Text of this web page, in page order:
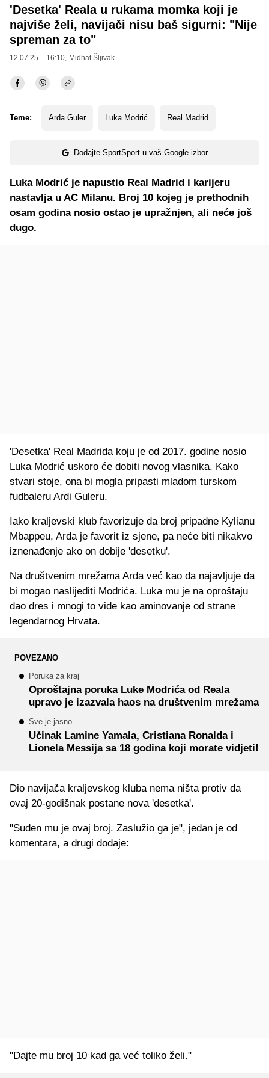
'Desetka' Reala u rukama momka koji je
najviše želi, navijači nisu baš sigurni: "Nije
spreman za to"
12.07.25. - 16:10, Midhat Šljivak
Teme: Arda Guler Luka Modrić Real Madrid
Dodajte SportSport u vaš Google izbor
Luka Modrić je napustio Real Madrid i karijeru
nastavlja u AC Milanu. Broj 10 kojeg je prethodnih
osam godina nosio ostao je upražnjen, ali neće još
dugo.
'Desetka' Real Madrida koju je od 2017. godine nosio
Luka Modrić uskoro će dobiti novog vlasnika. Kako
stvari stoje, ona bi mogla pripasti mladom turskom
fudbaleru Ardi Guleru.
Iako kraljevski klub favorizuje da broj pripadne Kylianu
Mbappeu, Arda je favorit iz sjene, pa neće biti nikakvo
iznenađenje ako on dobije 'desetku'.
Na društvenim mrežama Arda već kao da najavljuje da
bi mogao naslijediti Modrića. Luka mu je na oproštaju
dao dres i mnogi to vide kao aminovanje od strane
legendarnog Hrvata.
POVEZANO
Poruka za kraj
Oproštajna poruka Luke Modrića od Reala
upravo je izazvala haos na društvenim mrežama
Sve je jasno
Učinak Lamine Yamala, Cristiana Ronalda i
Lionela Messija sa 18 godina koji morate vidjeti!
Dio navijača kraljevskog kluba nema ništa protiv da
ovaj 20-godišnak postane nova 'desetka'.
"Suđen mu je ovaj broj. Zaslužio ga je", jedan je od
komentara, a drugi dodaje:
"Dajte mu broj 10 kad ga već toliko želi."